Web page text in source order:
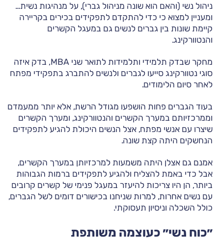
ניהול נשי (והאם הוא שונה מניהול גברי), על מנהיגות נשית…
ומעניין למצוא כי כדי להתקדם לתפקידים בכירים בקריירה
קיימת שונות בין גברים לנשים גם במעגל הקשרים
והנטוורקינג.
מחקר שבדק תלמידי ותלמידות לתואר שני MBA, בדק איזה
סוגי נטוורקינג סייעו לגברים ולנשים להתברג בתפקידי מפתח
לאחר סיום הלימודים.
בעוד הגברים פחות הושפעו מגודל הרשת, אלא יותר ממעמדם
וממרכזיותם במערך הקשרים והנטוורקינג, ומערך הקשרים
שיצרו עם אנשי מפתח, אצל הנשים היכולת להגיע לתפקידים
הנחשקים היתה קצת שונה.
אמנם גם אצלן היתה משמעות למרכזיותן במערך הקשרים,
אבל כדי באמת להצליח ולהגיע לתפקידים ברמות הגבוהות
ביותר, הן היו צריכות להיעזר במעגל פנימי של קשרים קרובים
עם נשים אחרות, למרות שניחנו בכישורים דומים לשל הגברים,
כולל השכלה וניסיון תעסוקתי.
״כוח נשי״ כעוצמה משותפת